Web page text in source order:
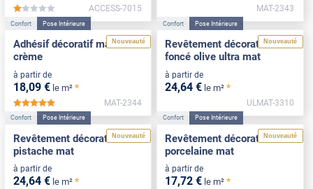
*****
ACCESS-7015 MAT-2343
Nouveauté
Confort Pose Intérieure
Adhésif décoratif mat blanc
crème
à partir de
18,09 € le m² *
*****
MAT-2344
Nouveauté
Confort Pose Intérieure
Revêtement décoratif vert
foncé olive ultra mat
à partir de
24,64 € le m² *
ULMAT-3310
Nouveauté
Confort Pose Intérieure
Revêtement décoratif vert
pistache mat
à partir de
24,64 € le m² *
Nouveauté
Confort Pose Intérieure
Revêtement décoratif
porcelaine mat
à partir de
17,72 € le m² *